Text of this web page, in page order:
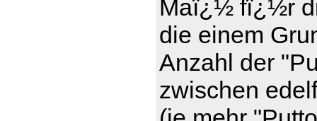
Maï¿½ fï¿½r
die einem
Anzahl der
zwischen